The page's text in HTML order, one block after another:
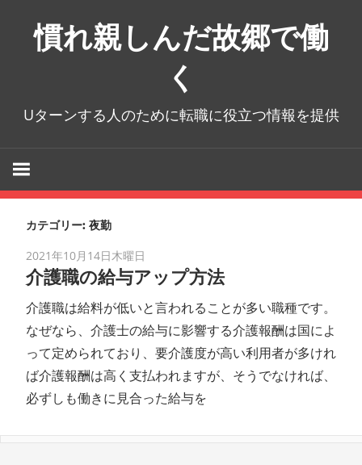
ッ
慣れ親しんだ故郷で働
く
Uターンする人のために転職に役立つ情報を提供
カテゴリー: 夜勤
2021年10月14日木曜日
介護職の給与アップ方法
介護職は給料が低いと言われることが多い職種です。
なぜなら、介護士の給与に影響する介護報酬は国によ
って定められており、要介護度が高い利用者が多けれ
ば介護報酬は高く支払われますが、そうでなければ、
必ずしも働きに見合った給与を